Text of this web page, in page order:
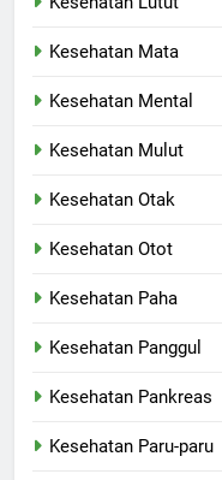
Kesehatan Mata
Kesehatan Mental
Kesehatan Mulut
Kesehatan Otak
Kesehatan Otot
Kesehatan Paha
Kesehatan Panggul
Kesehatan Pankreas
Kesehatan Paru-paru